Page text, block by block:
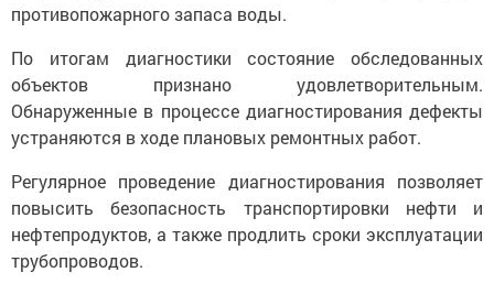
противопожарного запаса воды.
По итогам диагностики состояние обследованных
объектов признано удовлетворительным.
Обнаруженные в процессе диагностирования дефекты
устраняются в ходе плановых ремонтных работ.
Регулярное проведение диагностирования позволяет
повысить безопасность транспортировки нефти и
нефтепродуктов, а также продлить сроки эксплуатации
трубопроводов.